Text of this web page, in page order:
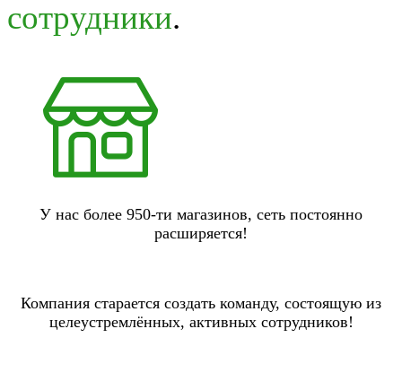
сотрудники.
У нас более 950-ти магазинов, сеть постоянно
расширяется!
Компания старается создать команду, состоящую из
целеустремлённых, активных сотрудников!